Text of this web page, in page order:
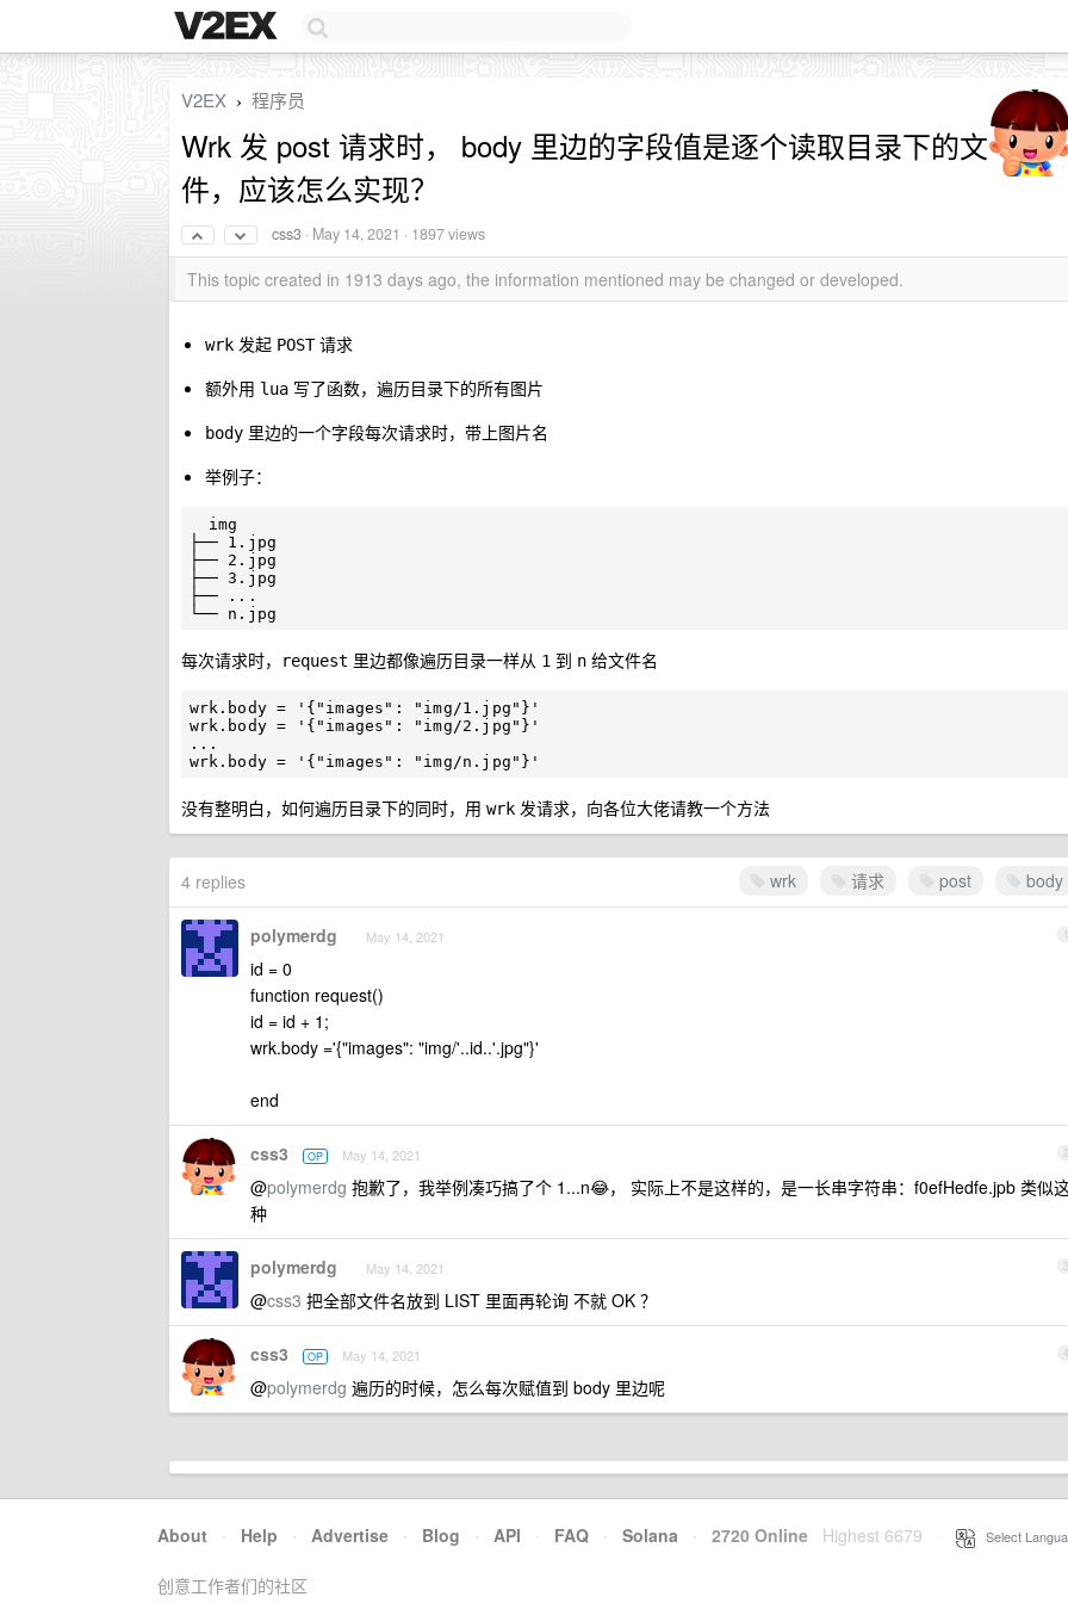
V2EX › 程序员
Wrk 发 post 请求时， body 里边的字段值是逐个读取目录下的文
件，应该怎么实现？
css3 · May 14, 2021 · 1897 views
This topic created in 1913 days ago, the information mentioned may be changed or developed.
wrk 发起 POST请求
额外用 lua 写了函数，遍历目录下的所有图片
body 里边的一个字段每次请求时，带上图片名
举例子：
├── 1.jpg
├── 2.jpg
├── 3.jpg
├── ...
每次请求时， request 里边都像遍历目录一样从 1 到 n 给文件名
wrk.body = '{"images": "img/1.jpg"}'
wrk.body = '{"images": "img/2.jpg"}'
...
没有整明白，如何遍历目录下的同时，用 wrk 发请求，向各位大佬请教一个方法
wrk 请求 post body
4 replies
1
polymerdg May 14, 2021
id = 0
function request()
id = id + 1;
wrk.body ='{"images": "img/'..id..'.jpg"}'
end
2
css3 OP May 14, 2021
@polymerdg 抱歉了，我举例凑巧搞了个 1...n😂， 实际上不是这样的，是一长串字符串：f0efHedfe.jpb 类似
种
3
polymerdg May 14, 2021
@css3 把全部文件名放到 LIST 里面再轮询 不就 OK ？
4
css3 OP May 14, 2021
@polymerdg 遍历的时候，怎么每次赋值到 body 里边呢
About · Help · Advertise · Blog · API · FAQ · Solana · 2720 Online Highest 6679 Select
创意工作者们的社区